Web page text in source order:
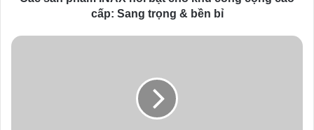
s
cấp: Sang trọng & bền bỉ